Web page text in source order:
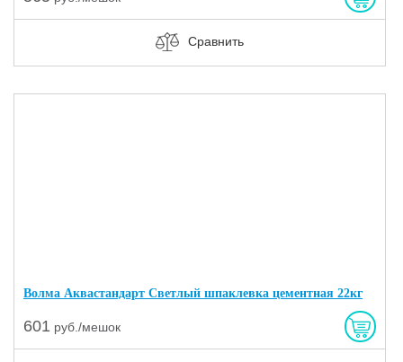
Сравнить
Волма Аквастандарт Светлый шпаклевка цементная 22кг
601 руб./мешок